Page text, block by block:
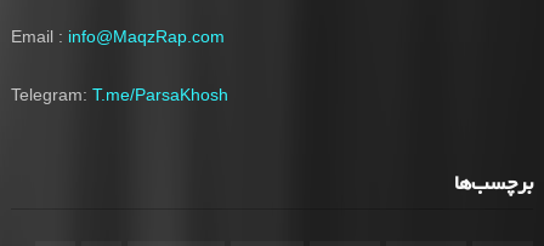
Email : info@MaqzRap.com
Telegram: T.me/ParsaKhosh
برچسب‌ها